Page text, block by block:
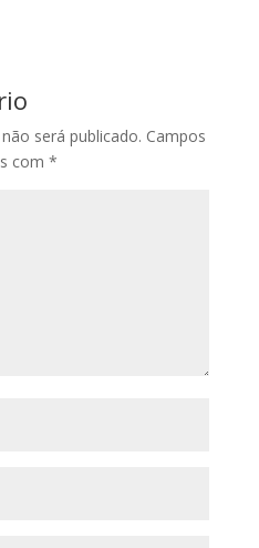
será publicado. Campos
com *